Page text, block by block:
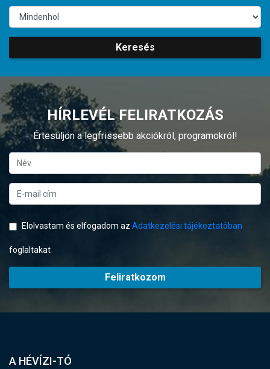
Keresés
HÍRLEVÉL FELIRATKOZÁS
Értesüljön a legfrissebb akciókról, programokról!
Elolvastam és elfogadom az Adatkezelési tájékoztatóban
foglaltakat
Feliratkozom
A HÉVÍZI-TÓ